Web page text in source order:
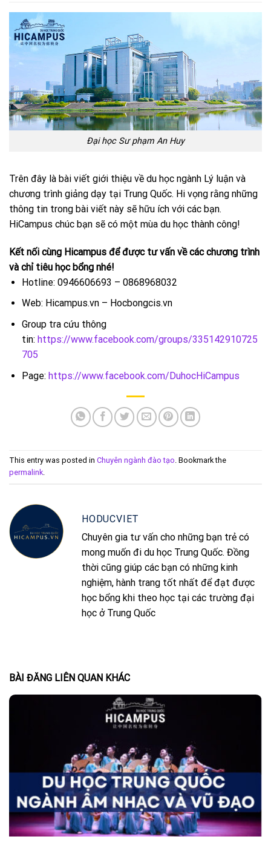
Đại học Sư phạm An Huy
Trên đây là bài viết giới thiệu về du học ngành Lý luận và
chương trình giảng dạy tại Trung Quốc. Hi vọng rằng những
thông tin trong bài viết này sẽ hữu ích với các bạn.
HiCampus chúc bạn sẽ có một mùa du học thành công!
Kết nối cùng Hicampus để được tư vấn về các chương trình
và chỉ tiêu học bổng nhé!
Hotline: 0946606693 – 0868968032
Web: Hicampus.vn – Hocbongcis.vn
Group tra cứu thông
tin: https://www.facebook.com/groups/335142910725
705
Page: https://www.facebook.com/DuhocHiCampus
This entry was posted in Chuyên ngành đào tạo . Bookmark the
permalink
HODUCVIET
Chuyên gia tư vấn cho những bạn trẻ có
mong muốn đi du học Trung Quốc. Đồng
thời cũng giúp các bạn có những kinh
nghiệm, hành trang tốt nhất để đạt được
học bổng khi theo học tại các trường đại
học ở Trung Quốc
BÀI ĐĂNG LIÊN QUAN KHÁC